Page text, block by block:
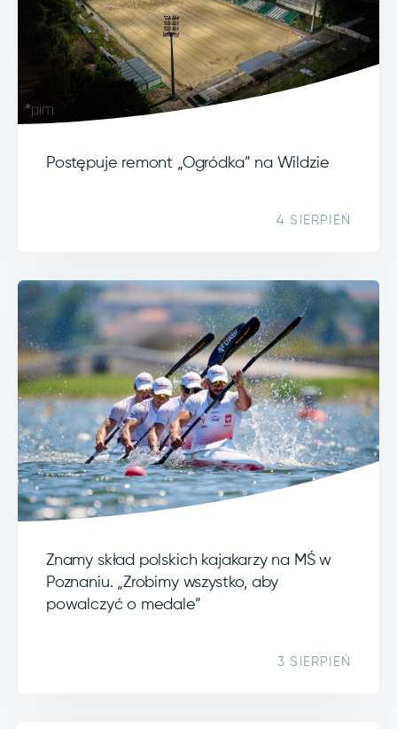
Postępuje remont „Ogródka” na Wildzie
4 SIERPIEŃ
Znamy skład polskich kajakarzy na MŚ w
Poznaniu. „Zrobimy wszystko, aby
powalczyć o medale”
3 SIERPIEŃ